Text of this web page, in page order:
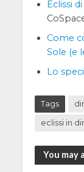
Eclissi
Come
Sole (e
Lo
Tags
eclissi in
You may